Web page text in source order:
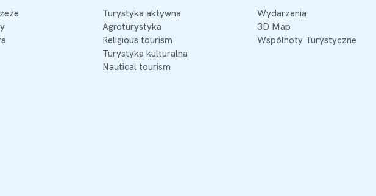
Turystyka aktywna
Agroturystyka
Religious tourism
Turystyka kulturalna
Nautical tourism
Wydarzenia
3D Map
Wspólnoty Turystyczne